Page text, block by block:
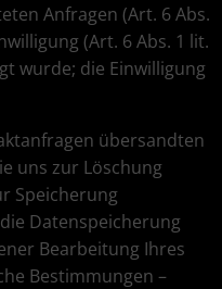
Anfragen (Art. 6 Abs.
(Art. 6 Abs. 1 lit.
wurde; die Einwilligung
übersandten
uns zur Löschung
Speicherung
Datenspeicherung
Bearbeitung Ihres
Bestimmungen –